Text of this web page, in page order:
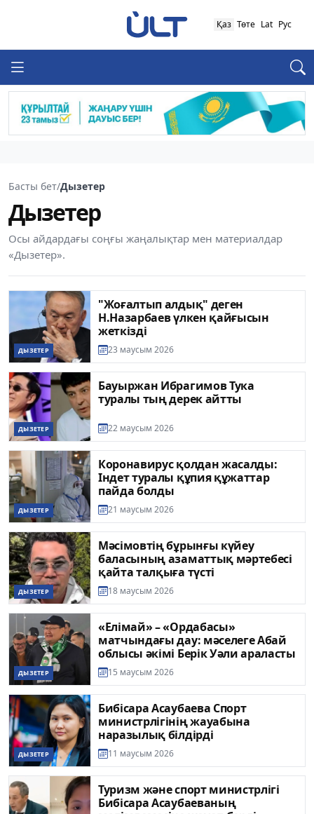
Қаз Төте Lat Рус
Басты бет/Дызетер
Дызетер
Осы айдардағы соңғы жаңалықтар мен материалдар
«Дызетер».
ДЫЗЕТЕР
"Жоғалтып алдық" деген
Н.Назарбаев үлкен қайғысын
жеткізді
23 маусым 2026
ДЫЗЕТЕР
Бауыржан Ибрагимов Тука
туралы тың дерек айтты
22 маусым 2026
ДЫЗЕТЕР
Коронавирус қолдан жасалды:
Індет туралы құпия құжаттар
пайда болды
21 маусым 2026
ДЫЗЕТЕР
Мәсімовтің бұрынғы күйеу
баласының азаматтық мәртебесі
қайта талқыға түсті
18 маусым 2026
ДЫЗЕТЕР
«Елімай» – «Ордабасы»
матчындағы дау: мәселеге Абай
облысы әкімі Берік Уәли араласты
15 маусым 2026
ДЫЗЕТЕР
Бибісара Асаубаева Спорт
министрлігінің жауабына
наразылық білдірді
11 маусым 2026
Туризм және спорт министрлігі
Бибісара Асаубаеваның